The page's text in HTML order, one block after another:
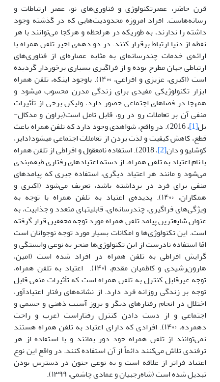
قرن حاضر، عصرتکنولوژی و فناوری‌‌‌‌‌‌های نو، عصر ارتباطات و
رسانه‌‌‌‌‌‌هاست. افراد امروزه محدودیت‌‌‌‌‌‌هایی ‌که‌ در گذشته وجود
داشته را ندارند، به ‌طوری­که در هرلحظه و هرکجا ‌‌‌‌‌‌می‌توانند با هر
نقطه از دنیا ارتباط برقرار کنند. در دو دهه‌ی اخیر تلفن همراه با
ارائه‌ی خدمات چندرسانه‌ای به مثابه عصاره‌ای از فناوری‌های
ارتباطی جهان مطرح بوده و از فراگیری بسیاری برخوردار گردیده
است (اکبری، عزیزی و افراعی، ۱۴۰۰). باوجود اینکه، تلفن همراه
ابزار تکنولوژیکی مفیدی برای زندگی مدرن محسوب می­شود و
همه­جا در فضاهای اجتماعی حضور دارد، ولیکن برخی از تأثیرات
منفی آن بر تعاملات رو در رو، قابل تامل است(براون و مدکال-
بل[1]
، 2016). در واقع، شواهدی وجود دارد که تلفن همراه باعث
قطع، کاهش کیفیت و لذت بردن از تعاملات اجتماعی می­شود(دایر،
کوشلیو و دان[2]
، 2018). استفاده نامعقول و افراطی از تلفن همراه
با نام اعتیاد به تلفن همراه، از دسته‌ اعتیادهای رفتاری طبقه‌بندی
‌‌‌‌‌‌می‌شود و مانند هر اعتیاد دیگری، استفاده جبری که پیامدهای
منفی برای فرد در برداشته باشد، تعریف ‌‌‌‌‌‌می‌شود (اکبری و
همکاران، ۱۴۰۰). پدیده‌ی اعتیاد به تلفن همراه با توجه به
ویژگی‌های فراگیری، چندرسانه‌ای، قابلیت­های متعدد و جذابیت، به
عنوان شایع­ترین پیامد تلفن همراه مورد توجه محققین قرار گرفته
است. این تکنولوژی‌ها و امکانات بسیار مورد توجه نوجوانان است
امّا استفاده نادرست از این تکنولوژی‌ها منجر به نوعی وابستگی و
گرایش افراطی به تلفن همراه در افراد شده است (امین،‌‌
ها‌رون‌رشیدی و کاظمیان مقدم، ۱۴۰۱). اعتیاد به تلفن همراه،
توجه غیرقابل ‌کنترل به تلفن همراه است که تأثیرات منفی قابل
توجه بر زندگی روزانه فرد دارد. از نشانه‌‌‌‌‌‌های رفتار اعتیادآور،
اختلال در انجام رفتار‌‌‌‌‌‌های دیگر و بروز آسیب ذهنی و جسمی‌‌ و
اجتماعی و از دست دادن کنترل رفتاراست (عرب و راحت
دهمرده، ۱۴۰۰). افرادی که دارای اعتیاد به تلفن همراه هستند
نمی‌توانند از تلفن همراه خود دور بمانند و با استفاده از هر
ترفندی تلاش می‌کنند دائماً از آن استفاده کنند. در واقع‌‌ این نوع
اعتیاد فراتر از علاقه است و به نوعی جنون در دسترس بودن
تبدیل ‌‌‌‌‌‌شده است (شاه‌رجبیان و عمادی چاشمی، ۱۳۹۹).